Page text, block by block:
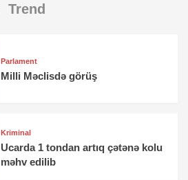
Trend
Parlament
Milli Məclisdə görüş
Kriminal
Ucarda 1 tondan artıq çətənə kolu
məhv edilib